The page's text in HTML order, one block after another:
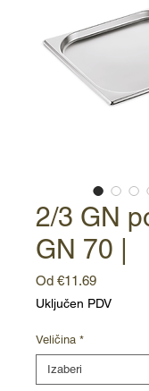
2/3 GN
GN 70 |
Od €11.69Cijena
s
popustom
Uključen PDV
Veličina *